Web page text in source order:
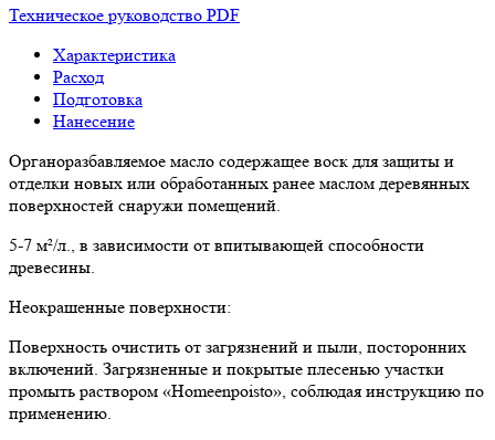
Техническое руководство PDF
Характеристика
Расход
Подготовка
Нанесение
Органоразбавляемое масло содержащее воск для защиты и
отделки новых или обработанных ранее маслом деревянных
поверхностей снаружи помещений.
5-7 м²/л., в зависимости от впитывающей способности
древесины.
Неокрашенные поверхности:
Поверхность очистить от загрязнений и пыли, посторонних
включений. Загрязненные и покрытые плесенью участки
промыть раствором «Homeenpoisto», соблюдая инструкцию по
применению.